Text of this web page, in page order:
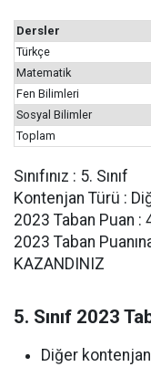
Dersler
Türkçe
Matematik
Fen Bilimleri
Sosyal Bilimler
Toplam
Sınıfınız : 5. Sınıf
Kontenjan Türü :
2023 Taban Puan :
2023 Taban
KAZANDINIZ
5. Sınıf 2023
Diğer